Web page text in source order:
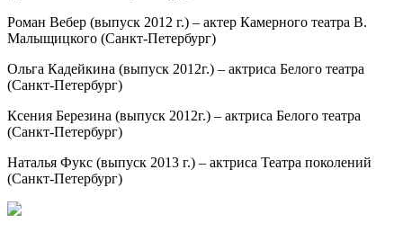
Роман Вебер (выпуск 2012 г.) – актер Камерного театра В.
Малыщицкого (Санкт-Петербург)
Ольга Кадейкина (выпуск 2012г.) – актриса Белого театра
(Санкт-Петербург)
Ксения Березина (выпуск 2012г.) – актриса Белого театра
(Санкт-Петербург)
Наталья Фукс (выпуск 2013 г.) – актриса Театра поколений
(Санкт-Петербург)